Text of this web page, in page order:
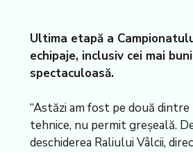
Ultima etapă a
echipaje, inclusiv cei mai
spectaculoasă.
“Astăzi am fost pe două
tehnice, nu permit greşeală.
deschiderea Raliului Vâlcii,